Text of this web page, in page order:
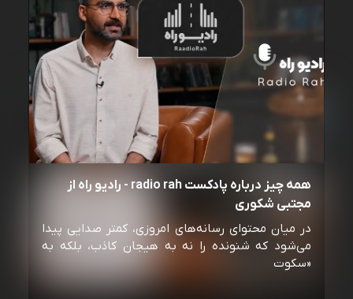
همه چیز درباره پادکست radio rah - رادیو راه از
مجتبی شکوری
در میان محتوای رسانه‌های امروزی، کمتر صدایی پیدا
می‌شود که شنونده را نه به هیجان کاذب، بلکه به
«سکوت